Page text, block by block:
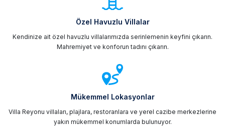
Özel Havuzlu Villalar
Kendinize ait özel havuzlu villalarımızda serinlemenin keyfini çıkarın.
Mahremiyet ve konforun tadını çıkarın.
Mükemmel Lokasyonlar
Villa Reyonu villaları, plajlara, restoranlara ve yerel cazibe merkezlerine
yakın mükemmel konumlarda bulunuyor.